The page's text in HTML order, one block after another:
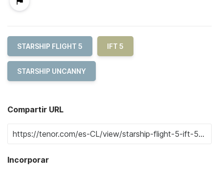
STARSHIP FLIGHT 5 IFT 5
STARSHIP UNCANNY
Compartir URL
Incorporar